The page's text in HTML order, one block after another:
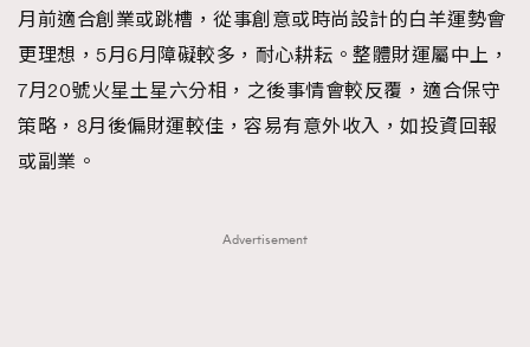
月前適合創業或跳槽，從事創意或時尚設計的白羊運勢會
更理想，5月6月障礙較多，耐心耕耘。整體財運屬中上，
7月20號火星土星六分相，之後事情會較反覆，適合保守
策略，8月後偏財運較佳，容易有意外收入，如投資回報
或副業。
Advertisement